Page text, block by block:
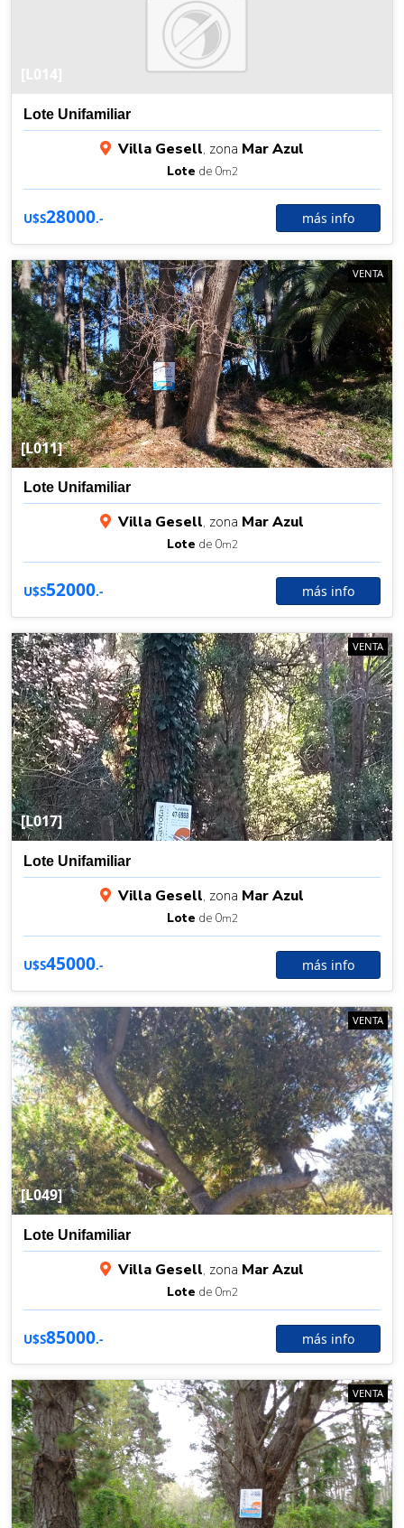
Lote Unifamiliar
Villa Gesell, zona Mar Azul
Lote de 0m2
U$S28000.- más info
[L011]
VENTA
Lote Unifamiliar
Villa Gesell, zona Mar Azul
Lote de 0m2
U$S52000.- más info
[L017]
VENTA
Lote Unifamiliar
Villa Gesell, zona Mar Azul
Lote de 0m2
U$S45000.- más info
[L049]
VENTA
Lote Unifamiliar
Villa Gesell, zona Mar Azul
Lote de 0m2
U$S85000.- más info
VENTA